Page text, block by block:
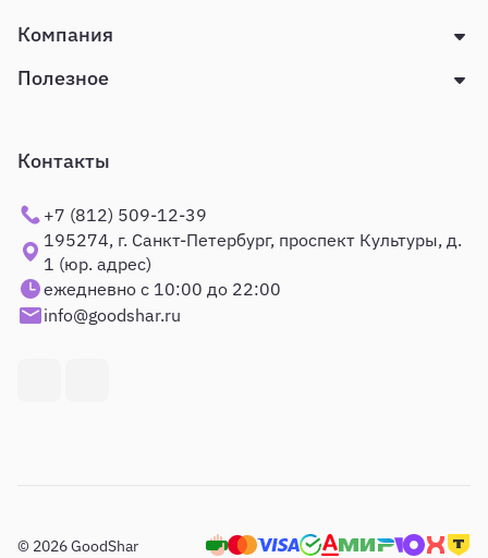
Компания
Полезное
Контакты
+7 (812) 509-12-39
195274, г. Санкт-Петербург, проспект Культуры, д.
1 (юр. адрес)
ежедневно с 10:00 до 22:00
info@goodshar.ru
© 2026 GoodShar